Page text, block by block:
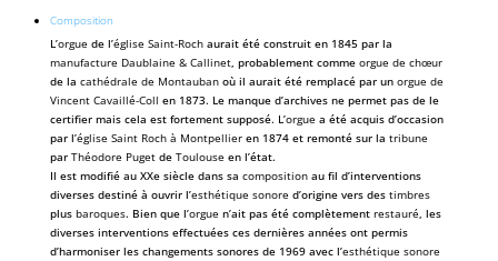
Composition
L’orgue de l’église Saint-Rochaurait été construit en 1845 par la
manufacture Daublaine & Callinet, probablement comme orgue de chœur
de la cathédrale de Montaubanoù il aurait été remplacé par un orgue de
Vincent Cavaillé-Coll en 1873. Le manque d’archives ne permet pas de le
certifier mais cela est fortement supposé. L’orgue a été acquis d’occasion
par l’église Saint Roch à Montpellieren 1874 et remonté sur la tribune
par Théodore Pugetde Toulouse en l’état.
Il est modifié au XXe siècle dans sa compositionau fil d’interventions
diverses destiné à ouvrir l’esthétique sonore d’origine vers des timbres
plus baroques. Bien que l’orgue n’ait pas été complètement restauré, les
diverses interventions effectuées ces dernières années ont permis
d’harmoniser les changements sonores de 1969 avec l’esthétique sonore